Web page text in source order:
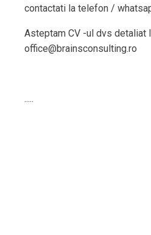
contactati la telefon /
Asteptam CV -ul dvs detaliat
office@brainsconsulting.ro
.....